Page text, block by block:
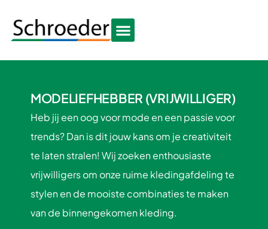
MODELIEFHEBBER (VRIJWILLIGER)
Heb jij een oog voor mode en een passie voor
trends? Dan is dit jouw kans om je creativiteit
te laten stralen! Wij zoeken enthousiaste
vrijwilligers om onze ruime kledingafdeling te
stylen en de mooiste combinaties te maken
van de binnengekomen kleding.